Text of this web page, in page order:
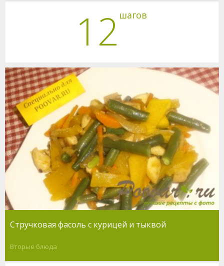
12 шагов
Стручковая фасоль с курицей и тыквой
Вторые блюда